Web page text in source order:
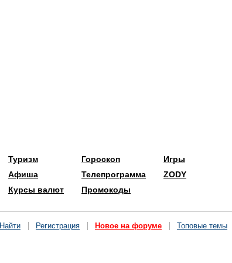
Туризм
Афиша
Курсы валют
Гороскоп
Телепрограмма
Промокоды
Игры
ZODY
Найти Регистрация Новое на форуме Топовые темы